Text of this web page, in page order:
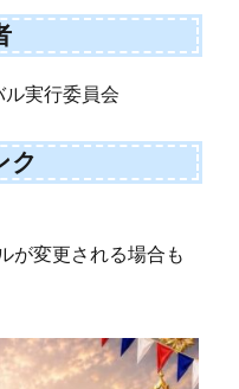
実行委員会
ク
が変更される場合も